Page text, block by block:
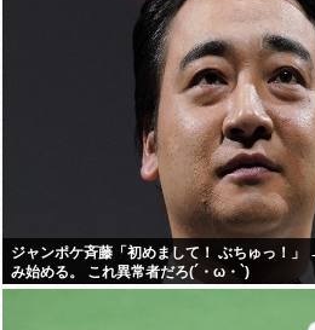
ジャンポケ斉藤「初めまして！ ぶちゅっ！
み始める。 これ異常者だろ(´・ω・`)